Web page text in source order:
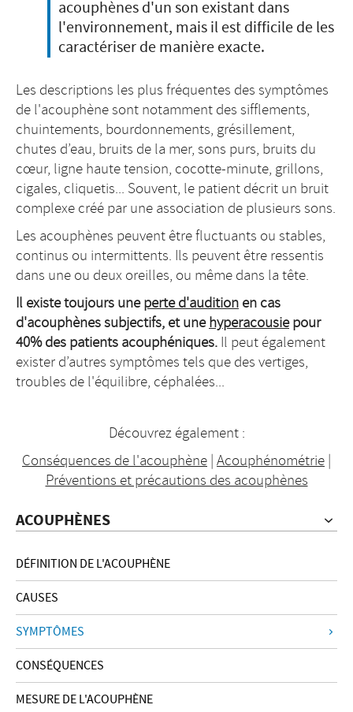
ACOUPHÈNES
DÉFINITION DE L'ACOUPHÈNE
CAUSES
SYMPTÔMES
CONSÉQUENCES
MESURE DE L'ACOUPHÈNE
acouphènes d'un son existant dans
l'environnement, mais il est difficile de les
caractériser de manière exacte.
Les descriptions les plus fréquentes des symptômes
de l'acouphène sont notamment des sifflements,
chuintements, bourdonnements, grésillement,
chutes d’eau, bruits de la mer, sons purs, bruits du
cœur, ligne haute tension, cocotte-minute, grillons,
cigales, cliquetis... Souvent, le patient décrit un bruit
complexe créé par une association de plusieurs sons.
Les acouphènes peuvent être fluctuants ou stables,
continus ou intermittents. Ils peuvent être ressentis
dans une ou deux oreilles, ou même dans la tête.
Il existe toujours uneperte d'auditionen cas
d'acouphènes subjectifs, et unehyperacousiepour
40% des patients acouphéniques.Il peut également
exister d’autres symptômes tels que des vertiges,
troubles de l'équilibre, céphalées...
Découvrez également :
Conséquences de l'acouphène|Acouphénométrie|
Préventions et précautions des acouphènes